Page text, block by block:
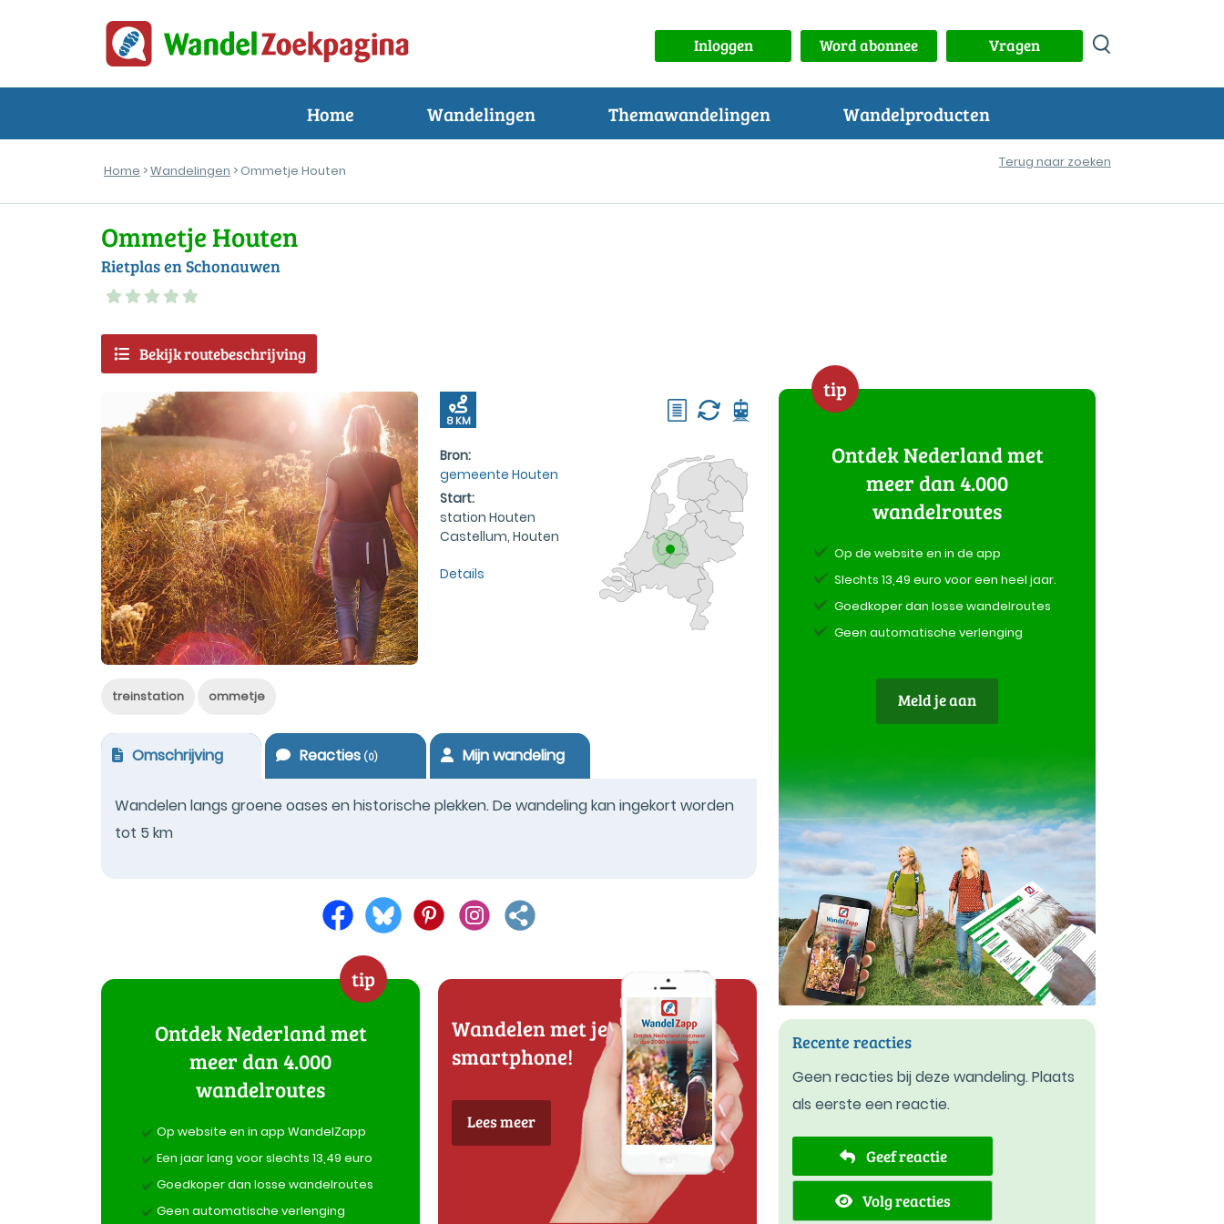
Inloggen Word abonnee Vragen
Home Wandelingen Themawandelingen Wandelproducten
Home >Wandelingen > Ommetje Houten
Terug naar zoeken
Ommetje Houten
Rietplas en Schonauwen
Bekijk routebeschrijving
8 KM
Bron:
gemeente Houten
Start:
station Houten
Castellum, Houten
Details
treinstation ommetje
Omschrijving Reacties(0) Mijn wandeling
Wandelen langs groene oases en historische plekken. De wandeling kan ingekort worden
tot 5 km
tip
Ontdek Nederland met
meer dan 4.000
wandelroutes
Op website en in app WandelZapp
Een jaar lang voor slechts 13,49 euro
Goedkoper dan losse wandelroutes
Geen automatische verlenging
Wandelen met je
smartphone!
Lees meer
tip
Ontdek Nederland met
meer dan 4.000
wandelroutes
Op de website en in de app
Slechts 13,49 euro voor een heel jaar.
Goedkoper dan losse wandelroutes
Geen automatische verlenging
Meld je aan
Recente reacties
Geen reacties bij deze wandeling. Plaats
als eerste een reactie.
Geef reactie
Volg reacties